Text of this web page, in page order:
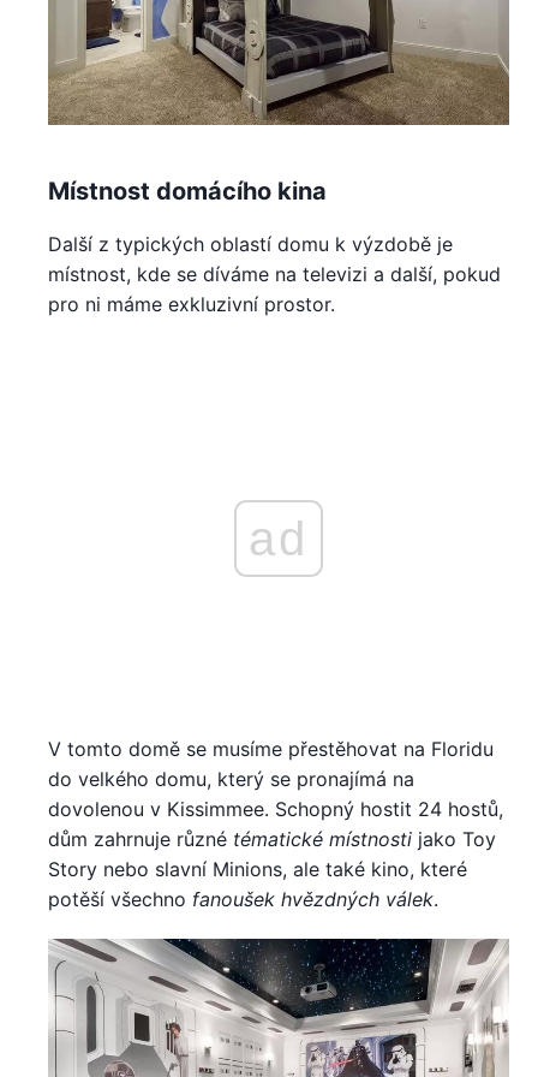
Místnost domácího kina
Další z typických oblastí domu k výzdobě je
místnost, kde se díváme na televizi a další, pokud
pro ni máme exkluzivní prostor.
ad
V tomto domě se musíme přestěhovat na Floridu
do velkého domu, který se pronajímá na
dovolenou v Kissimmee. Schopný hostit 24 hostů,
dům zahrnuje různé tématické místnosti jako Toy
Story nebo slavní Minions, ale také kino, které
potěší všechno fanoušek hvězdných válek.